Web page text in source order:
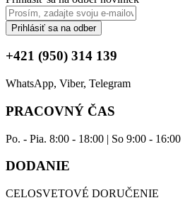
Prihlásiť sa na odber
+421 (950) 314 139
WhatsApp, Viber, Telegram
PRACOVNÝ ČAS
Po. - Pia. 8:00 - 18:00 | So 9:00 - 16:00
DODANIE
CELOSVETOVÉ DORUČENIE